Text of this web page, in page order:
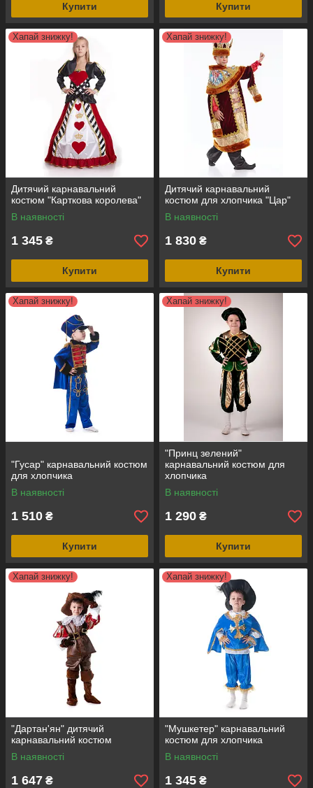
Купити Купити
Хапай знижку!
Дитячий карнавальний
костюм "Карткова королева"
В наявності
1 345 ₴
Купити
Хапай знижку!
Дитячий карнавальний
костюм для хлопчика "Цар"
В наявності
1 830 ₴
Купити
Хапай знижку!
"Гусар" карнавальний костюм
для хлопчика
В наявності
1 510 ₴
Купити
Хапай знижку!
"Принц зелений"
карнавальний костюм для
хлопчика
В наявності
1 290 ₴
Купити
Хапай знижку!
"Дартан'ян" дитячий
карнавальний костюм
В наявності
1 647 ₴
Хапай знижку!
"Мушкетер" карнавальний
костюм для хлопчика
В наявності
1 345 ₴